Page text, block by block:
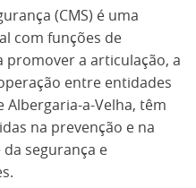
(CMS) é uma
com funções de
promover a articulação, a
entre entidades
Albergaria-a-Velha, têm
na prevenção e na
segurança e